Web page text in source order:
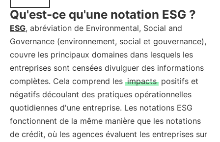
Qu'est-ce qu'une notation ESG ?
ESG, abréviation de Environmental, Social and
Governance (environnement, social et gouvernance),
couvre les principaux domaines dans lesquels les
entreprises sont censées divulguer des informations
complètes. Cela comprend les impacts positifs et
négatifs découlant des pratiques opérationnelles
quotidiennes d'une entreprise. Les notations ESG
fonctionnent de la même manière que les notations
de crédit, où les agences évaluent les entreprises sur